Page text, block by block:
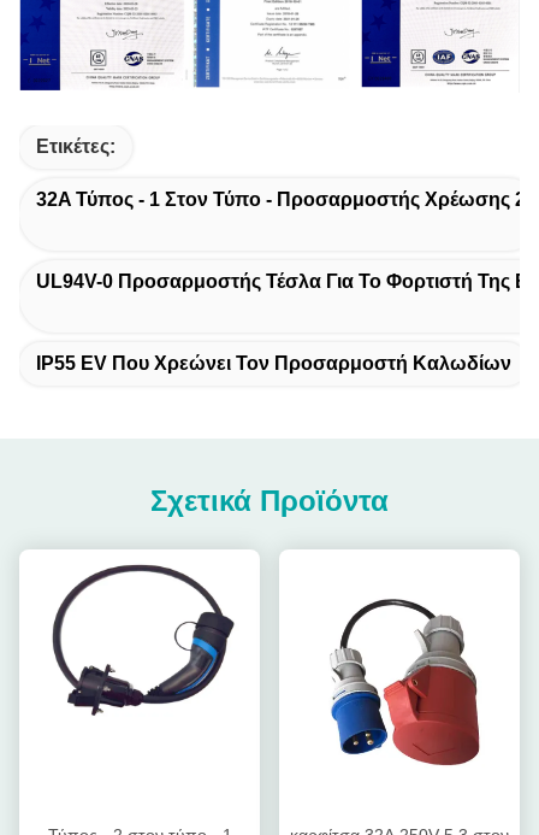
Ετικέτες:
32A Τύπος - 1 Στον Τύπο - Προσαρμοστής Χρέωσης 2
UL94V-0 Προσαρμοστής Τέσλα Για Το Φορτιστή Της
IP55 EV Που Χρεώνει Τον Προσαρμοστή Καλωδίων
Σχετικά Προϊόντα